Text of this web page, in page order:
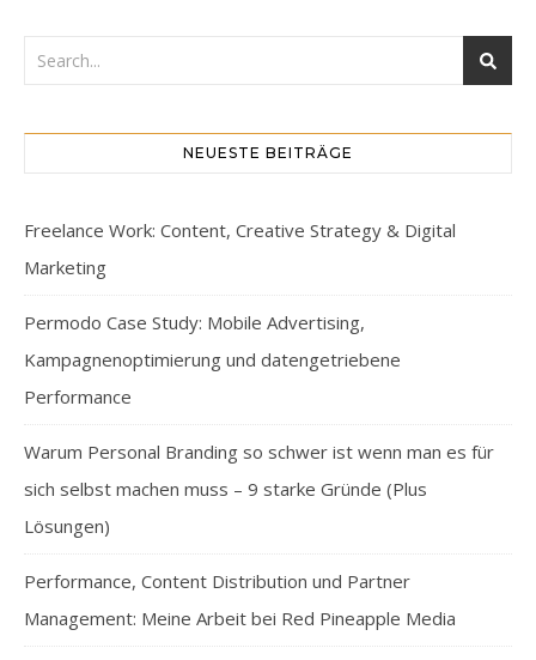
NEUESTE BEITRÄGE
Freelance Work: Content, Creative Strategy & Digital
Marketing
Permodo Case Study: Mobile Advertising,
Kampagnenoptimierung und datengetriebene
Performance
Warum Personal Branding so schwer ist wenn man es für
sich selbst machen muss – 9 starke Gründe (Plus
Lösungen)
Performance, Content Distribution und Partner
Management: Meine Arbeit bei Red Pineapple Media